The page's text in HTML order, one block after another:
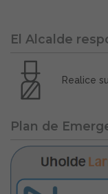
El Alcalde
Realice
Plan de